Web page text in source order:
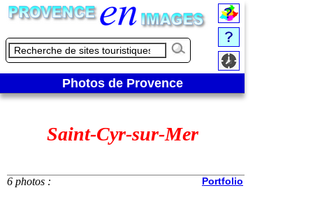
Photos de Provence
Saint-Cyr-sur-Mer
6 photos : Portfolio